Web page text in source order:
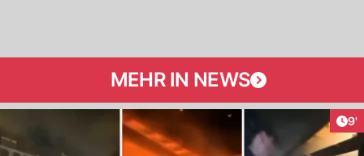
MEHR IN NEWS
9'